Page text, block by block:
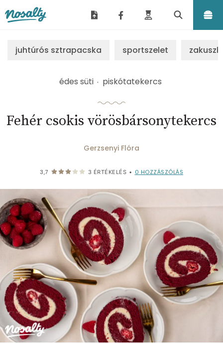
juhtúrós sztrapacska sportszelet
édes süti piskótatekercs
Fehér csokis vörösbársonytekercs
Gerzsenyi Flóra
3,7 3 ÉRTÉKELÉS • 0 HOZZÁSZÓLÁS